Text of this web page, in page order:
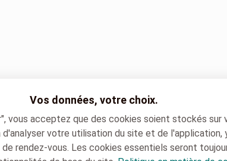
Vos données, votre choix.
vous acceptez que des cookies soient stockés sur
votre utilisation du site et de l'application,
rendez-vous. Les cookies essentiels seront